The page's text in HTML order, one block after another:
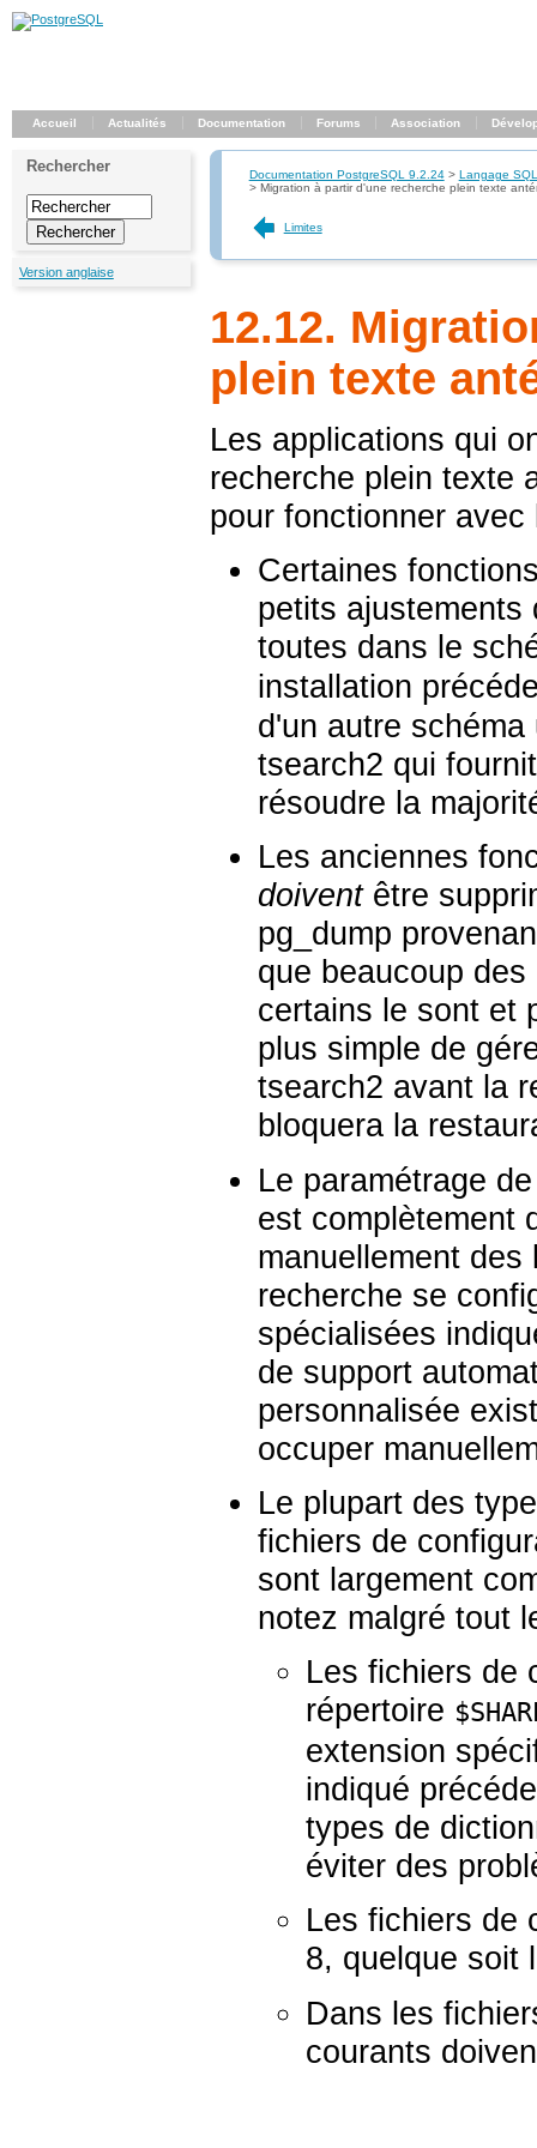
Accueil Actualités Documentation Forums Association
Rechercher
Version anglaise
Documentation PostgreSQL 9.2.24> Langage SQL
> Migration à partir d'une recherche plein texte
Limites
12.12.
plein texte
Les applications qui
recherche plein texte
pour fonctionner
Certaines
petits ajustements
toutes dans le
installation
d'un autre
tsearch2 qui
résoudre la
Les anciennes
doiventêtre
pg_dump
que beaucoup
certains le sont et
plus simple de
tsearch2 avant la
bloquera la
Le paramétrage
est complètement
manuellement
recherche se
spécialisées
de support
personnalisée
occuper
Le plupart des
fichiers de
sont largement
notez malgré tout
Les fichiers de
répertoire
extension
indiqué
types de
éviter des
Les fichiers de
8, quelque soit
Dans les
courants